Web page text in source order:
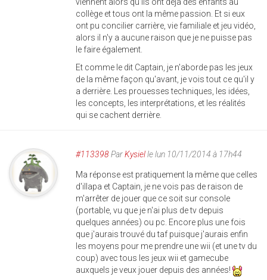
viennent alors qu'ils ont déjà des enfants au
collège et tous ont la même passion. Et si eux
ont pu concilier carrière, vie familiale et jeu vidéo,
alors il n'y a aucune raison que je ne puisse pas
le faire également.
Et comme le dit Captain, je n'aborde pas les jeux
de la même façon qu'avant, je vois tout ce qu'il y
a derrière. Les prouesses techniques, les idées,
les concepts, les interprétations, et les réalités
qui se cachent derrière.
#113398ParKysielle lun 10/11/2014 à 17h44
Ma réponse est pratiquement la même que celles
d'illapa et Captain, je ne vois pas de raison de
m'arrêter de jouer que ce soit sur console
(portable, vu que je n'ai plus de tv depuis
quelques années) ou pc. Encore plus une fois
que j'aurais trouvé du taf puisque j'aurais enfin
les moyens pour me prendre une wii (et une tv du
coup) avec tous les jeux wii et gamecube
auxquels je veux jouer depuis des années!